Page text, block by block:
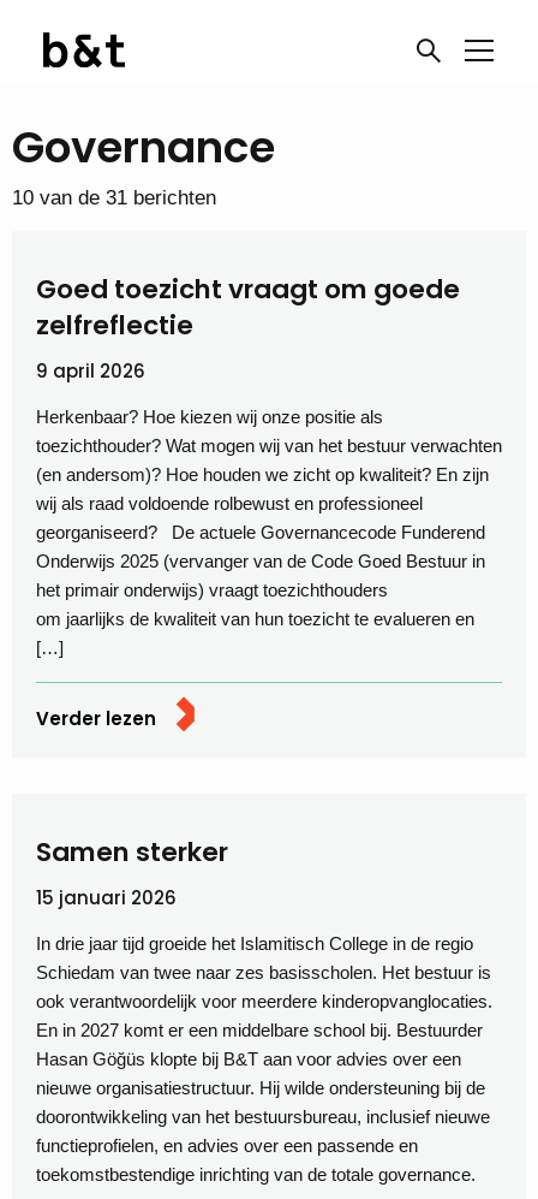
Governance
10 van de 31 berichten
Goed toezicht vraagt om goede
zelfreflectie
9 april 2026
Herkenbaar? Hoe kiezen wij onze positie als
toezichthouder? Wat mogen wij van het bestuur verwachten
(en andersom)? Hoe houden we zicht op kwaliteit? En zijn
wij als raad voldoende rolbewust en professioneel
georganiseerd? De actuele Governancecode Funderend
Onderwijs 2025 (vervanger van de Code Goed Bestuur in
het primair onderwijs) vraagt toezichthouders
om jaarlijks de kwaliteit van hun toezicht te evalueren en
[…]
Verder lezen
Samen sterker
15 januari 2026
In drie jaar tijd groeide het Islamitisch College in de regio
Schiedam van twee naar zes basisscholen. Het bestuur is
ook verantwoordelijk voor meerdere kinderopvanglocaties.
En in 2027 komt er een middelbare school bij. Bestuurder
Hasan Göğüs klopte bij B&T aan voor advies over een
nieuwe organisatiestructuur. Hij wilde ondersteuning bij de
doorontwikkeling van het bestuursbureau, inclusief nieuwe
functieprofielen, en advies over een passende en
toekomstbestendige inrichting van de totale governance.